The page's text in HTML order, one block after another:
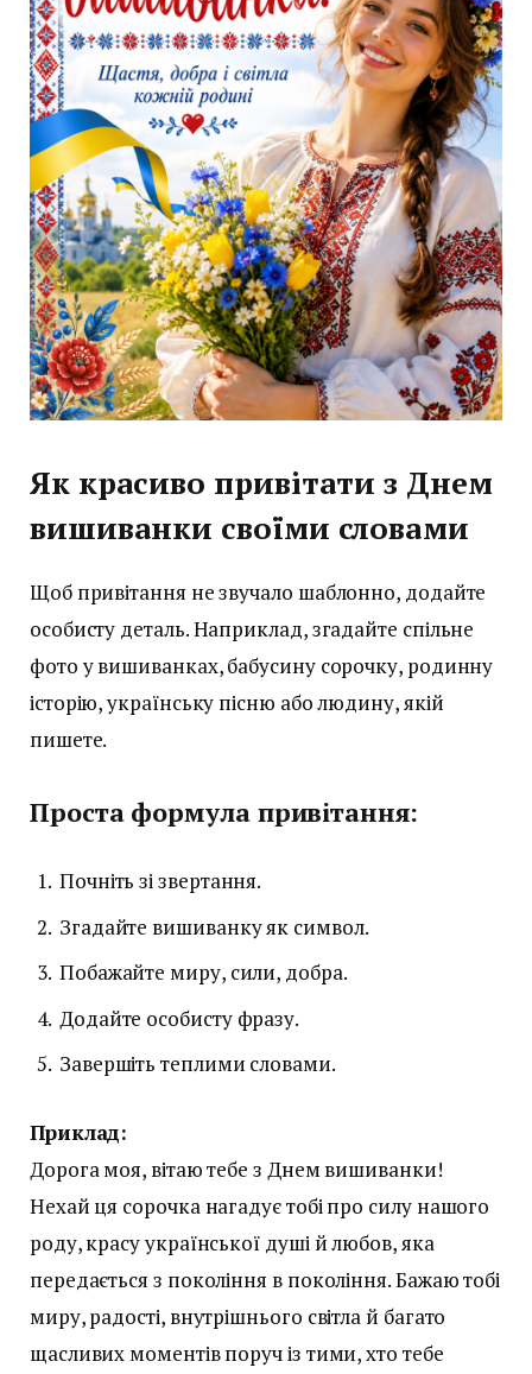
Як красиво привітати з Днем
вишиванки своїми словами
Щоб привітання не звучало шаблонно, додайте
особисту деталь. Наприклад, згадайте спільне
фото у вишиванках, бабусину сорочку, родинну
історію, українську пісню або людину, якій
пишете.
Проста формула привітання:
Почніть зі звертання.
Згадайте вишиванку як символ.
Побажайте миру, сили, добра.
Додайте особисту фразу.
Завершіть теплими словами.
Приклад:
Дорога моя, вітаю тебе з Днем вишиванки!
Нехай ця сорочка нагадує тобі про силу нашого
роду, красу української душі й любов, яка
передається з покоління в покоління. Бажаю тобі
миру, радості, внутрішнього світла й багато
щасливих моментів поруч із тими, хто тебе